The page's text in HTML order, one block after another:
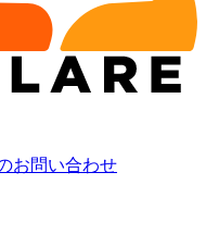
お問い合わせ